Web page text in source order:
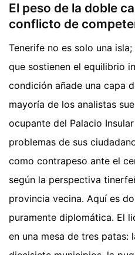
El peso de la doble
conflicto de
Tenerife no es solo una
que sostienen el equilibrio
condición añade una capa
mayoría de los analistas
ocupante del Palacio
problemas de sus
como contrapeso ante el
según la perspectiva
provincia vecina. Aquí es
puramente diplomática. El
en una mesa de tres patas: